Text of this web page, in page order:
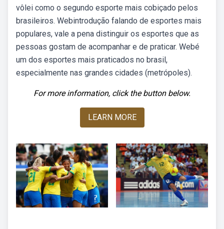
vôlei como o segundo esporte mais cobiçado pelos
brasileiros. Webintrodução falando de esportes mais
populares, vale a pena distinguir os esportes que as
pessoas gostam de acompanhar e de praticar. Webé
um dos esportes mais praticados no brasil,
especialmente nas grandes cidades (metrópoles).
For more information, click the button below.
LEARN MORE